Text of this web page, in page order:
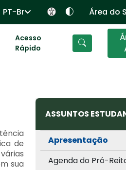
PT-Br Área do
Acesso
Rápido
de
sua
ASSUNTOS
Apresentação
Agenda do Pró-